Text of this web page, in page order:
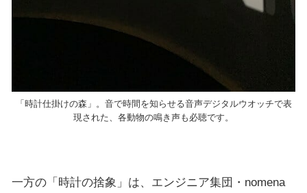
「時計仕掛けの森」。音で時間を知らせる音声デジタルウオッチで表
現された、各動物の鳴き声も必聴です。
一方の「時計の捨象」は、エンジニア集団・nomena